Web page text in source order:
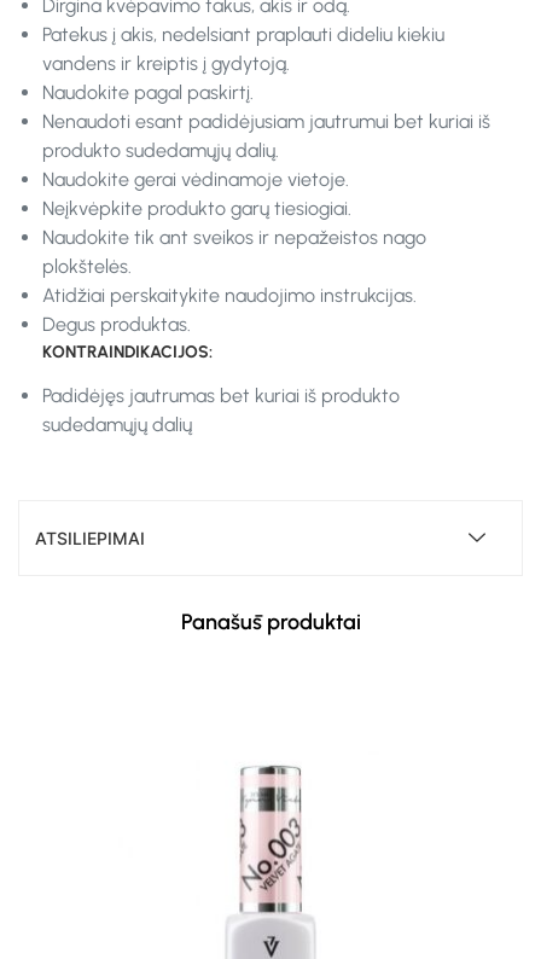
Dirgina kvėpavimo takus, akis ir odą.
Patekus į akis, nedelsiant praplauti dideliu kiekiu
vandens ir kreiptis į gydytoją.
Naudokite pagal paskirtį.
Nenaudoti esant padidėjusiam jautrumui bet kuriai iš
produkto sudedamųjų dalių.
Naudokite gerai vėdinamoje vietoje.
Neįkvėpkite produkto garų tiesiogiai.
Naudokite tik ant sveikos ir nepažeistos nago
plokštelės.
Atidžiai perskaitykite naudojimo instrukcijas.
Degus produktas.
KONTRAINDIKACIJOS:
Padidėjęs jautrumas bet kuriai iš produkto
sudedamųjų dalių
ATSILIEPIMAI
Panašūs produktai